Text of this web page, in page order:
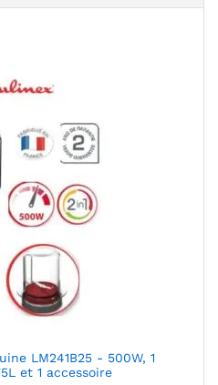
LM241B25 - 500W, 1
et 1 accessoire